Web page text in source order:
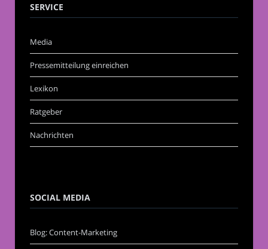
SERVICE
Media
Pressemitteilung einreichen
Lexikon
Ratgeber
Nachrichten
SOCIAL MEDIA
Blog: Content-Marketing